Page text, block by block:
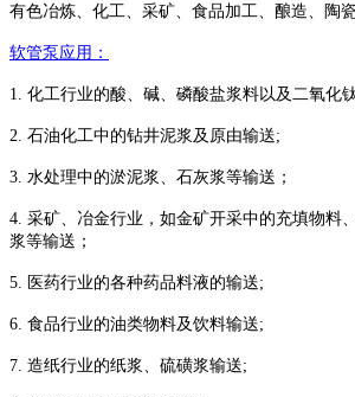
有色冶炼、化工、采矿、食品加工、酿造、陶
软管泵 应用：
1. 化工行业的酸、碱、磷酸盐浆料以及二氧化
2. 石油化工中的钻井泥浆及原由输送;
3. 水处理中的淤泥浆、石灰浆等输送；
4. 采矿、冶金行业，如金矿开采中的充填物料
浆等输送；
5. 医药行业的各种药品料液的输送;
6. 食品行业的油类物料及饮料输送;
7. 造纸行业的纸浆、硫磺浆输送;